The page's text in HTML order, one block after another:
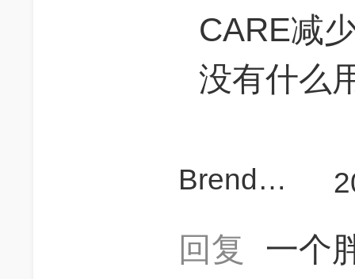
CARE减
没有什么
Brendaxuan
回复
一个